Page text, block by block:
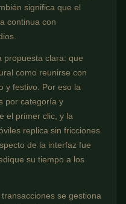
significa que el
continua con
propuesta clara: que
como reunirse con
y festivo. Por eso la
por categoría y
el primer clic, y la
replica sin fricciones
de la interfaz fue
su tiempo a los
se gestiona